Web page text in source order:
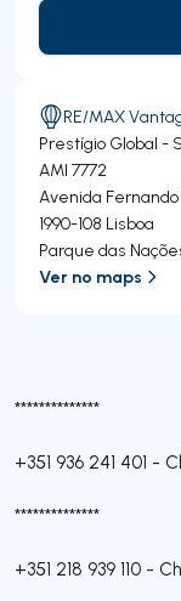
**************
+351 936 241 401 -
**************
+351 218 939 110 -
RE/MAX
Prestígio Global -
AMI 7772
Avenida Fernando
1990-108 Lisboa
Parque das
Ver no maps